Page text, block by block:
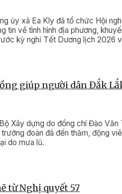
ủy xã Ea Kly đã tổ chức Hội
tin về tình hình địa phương,
kỳ nghỉ Tết Dương lịch 2026
giúp người dân Đắk
Xây dựng do đồng chí Đào Văn
đoàn đã đến thăm, động
do mưa lũ.
từ Nghị quyết 57